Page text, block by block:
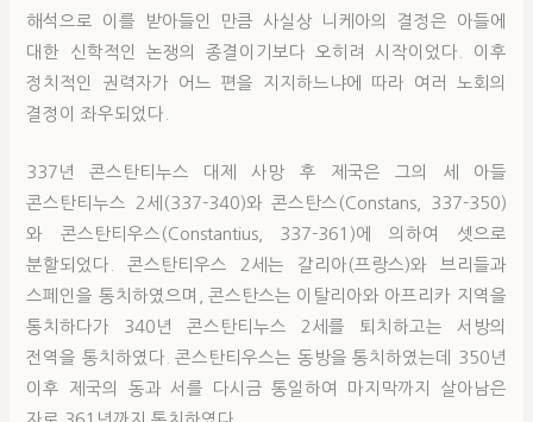
해석으로 이를 받아들인 만큼 사실상 니케아의 결정은 아들에
대한 신학적인 논쟁의 종결이기보다 오히려 시작이었다. 이후
정치적인 권력자가 어느 편을 지지하느냐에 따라 여러 노회의
결정이 좌우되었다.
337년 콘스탄티누스 대제 사망 후 제국은 그의 세 아들
콘스탄티누스 2세(337-340)와 콘스탄스(Constans, 337-350)
와 콘스탄티우스(Constantius, 337-361)에 의하여 셋으로
분할되었다. 콘스탄티우스 2세는 갈리아(프랑스)와 브리들과
스페인을 통치하였으며, 콘스탄스는 이탈리아와 아프리카 지역을
통치하다가 340년 콘스탄티누스 2세를 퇴치하고는 서방의
전역을 통치하였다. 콘스탄티우스는 동방을 통치하였는데 350년
이후 제국의 동과 서를 다시금 통일하여 마지막까지 살아남은